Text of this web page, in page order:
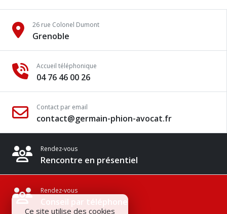
26 rue Colonel Dumont
Grenoble
Accueil téléphonique
04 76 46 00 26
Contact par email
contact@germain-phion-avocat.fr
Rendez-vous
Rencontre en présentiel
Rendez-vous
Conseil par téléphone
Ce site utilise des cookies